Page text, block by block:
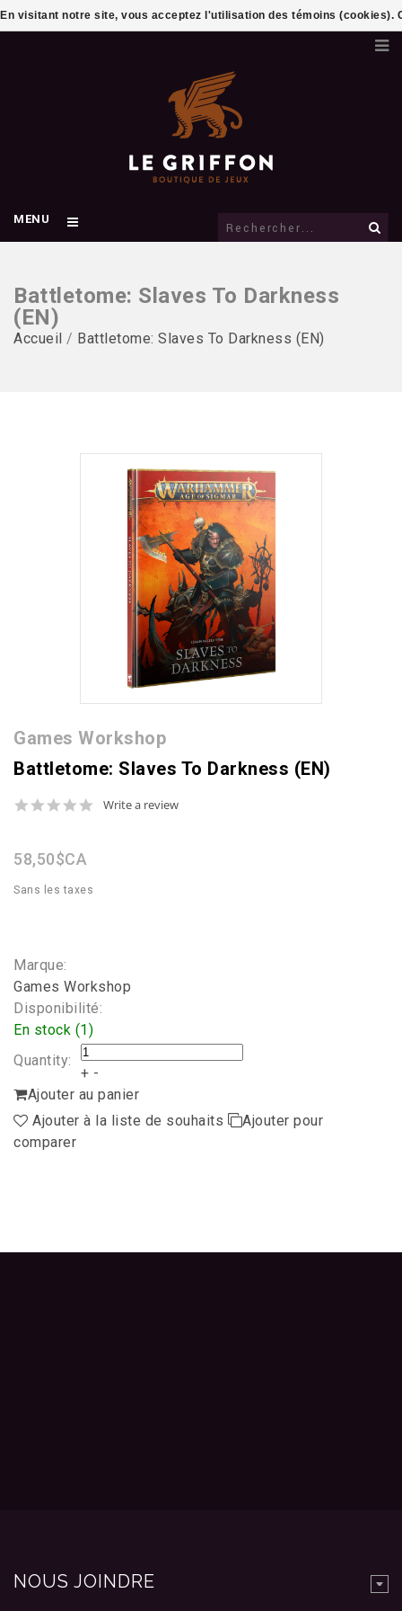
MENU
Battletome: Slaves To Darkness
(EN)
Accueil / Battletome: Slaves To Darkness (EN)
Games Workshop
Battletome: Slaves To Darkness (EN)
0.0
Write a review
58,50$CA
Sans les taxes
Marque:
Games Workshop
Disponibilité:
En stock (1)
Quantity:
+ -
Ajouter au panier
Ajouter à la liste de souhaits
Ajouter pour
comparer
NOUS JOINDRE
En visitant notre site, vous acceptez l'utilisation des témoins